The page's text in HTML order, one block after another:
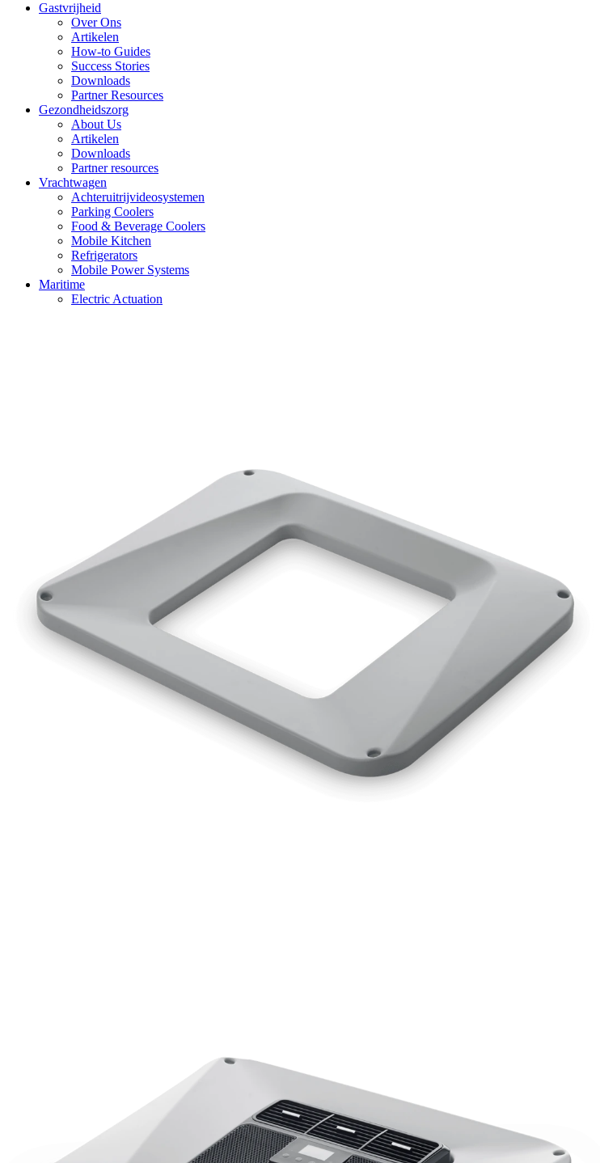
Gastvrijheid
Over Ons
Artikelen
How-to Guides
Success Stories
Downloads
Partner Resources
Gezondheidszorg
About Us
Artikelen
Downloads
Partner resources
Vrachtwagen
Achteruitrijvideosystemen
Parking Coolers
Food & Beverage Coolers
Mobile Kitchen
Refrigerators
Mobile Power Systems
Maritime
Electric Actuation